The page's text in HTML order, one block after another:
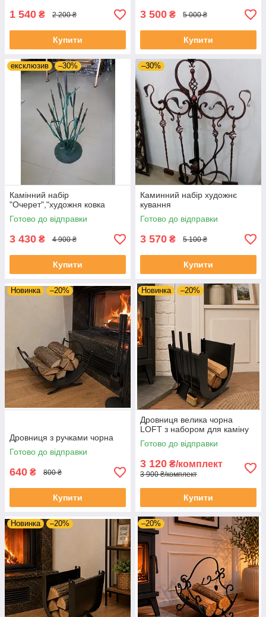
1 540 ₴ 2 200 ₴
Купити
3 500 ₴ 5 000 ₴
Купити
ексклюзив –30%
Камінний набір
"Очерет","художня ковка
Готово до відправки
3 430 ₴ 4 900 ₴
Купити
–30%
Каминний набір художнє
кування
Готово до відправки
3 570 ₴ 5 100 ₴
Купити
Новинка –20%
Дровниця з ручками чорна
Готово до відправки
640 ₴ 800 ₴
Купити
Новинка –20%
Дровниця велика чорна
LOFT з набором для каміну
Готово до відправки
3 120 ₴/комплект
3 900 ₴/комплект
Купити
Новинка –20% –20%